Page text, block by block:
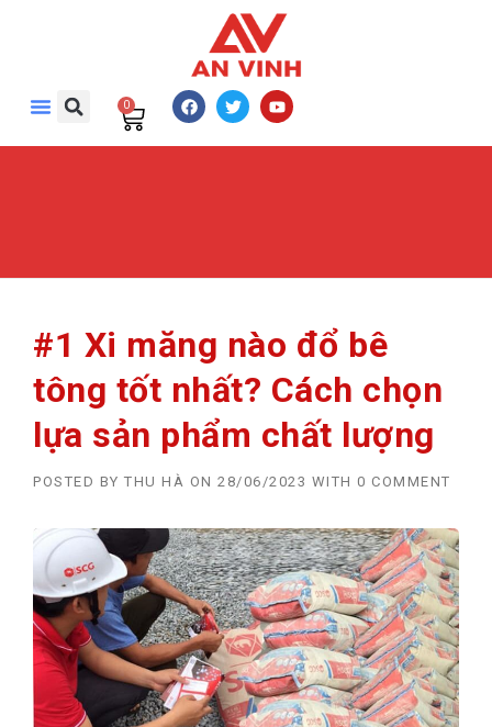
0
#1 Xi măng nào đổ bê
tông tốt nhất? Cách chọn
lựa sản phẩm chất lượng
POSTED BY THU HÀ ON 28/06/2023 WITH 0 COMMENT